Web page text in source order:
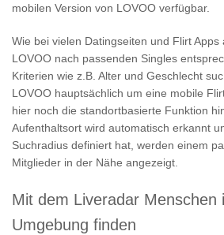
mobilen Version von LOVOO verfügbar.
Wie bei vielen Datingseiten und Flirt
LOVOO nach passenden Singles
Kriterien wie z.B. Alter und Geschlecht
LOVOO hauptsächlich um eine mobile
hier noch die standortbasierte Funktion
Aufenthaltsort wird automatisch erkannt
Suchradius definiert hat, werden einem
Mitglieder in der Nähe angezeigt.
Mit dem Liveradar Menschen
Umgebung finden